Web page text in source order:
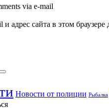
via e-mail
адрес сайта в этом
Новости от полиции Рыбалка